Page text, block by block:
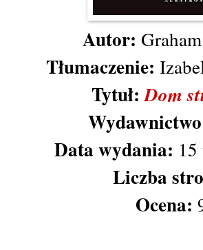
Autor:
Tłumaczenie:
Tytuł: Dom
Data wydania:
Liczba
Ocena: